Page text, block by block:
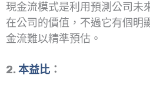
現金流模式是利用預測公司未
在公司的價值，不過它有個明
金流難以精準預估。
2. 本益比 ：